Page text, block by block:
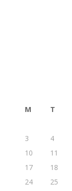
M T
3
4
10
11
17
18
24
25